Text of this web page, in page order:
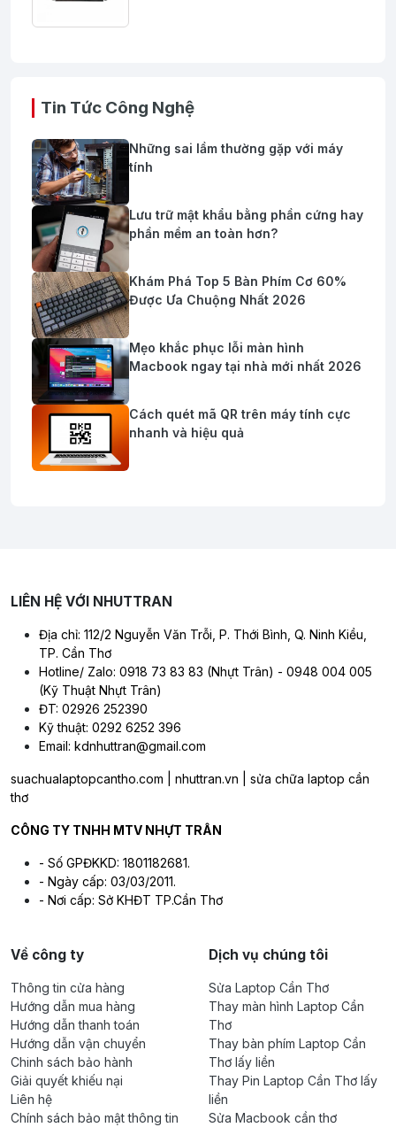
Tin Tức Công Nghệ
Những sai lầm thường gặp với máy
tính
Lưu trữ mật khẩu bằng phần cứng hay
phần mềm an toàn hơn?
Khám Phá Top 5 Bàn Phím Cơ 60%
Được Ưa Chuộng Nhất 2026
Mẹo khắc phục lỗi màn hình
Macbook ngay tại nhà mới nhất 2026
Cách quét mã QR trên máy tính cực
nhanh và hiệu quả
LIÊN HỆ VỚI NHUTTRAN
Địa chỉ: 112/2 Nguyễn Văn Trỗi, P. Thới Bình, Q. Ninh Kiều,
TP. Cần Thơ
Hotline/ Zalo: 0918 73 83 83 (Nhựt Trân) - 0948 004 005
(Kỹ Thuật Nhựt Trân)
ĐT: 02926 252390
Kỹ thuật: 0292 6252 396
Email: kdnhuttran@gmail.com
suachualaptopcantho.com | nhuttran.vn | sửa chữa laptop cần
thơ
CÔNG TY TNHH MTV NHỰT TRÂN
- Số GPĐKKD: 1801182681.
- Ngày cấp: 03/03/2011.
- Nơi cấp: Sở KHĐT TP.Cần Thơ
Về công ty
Thông tin cửa hàng
Hướng dẫn mua hàng
Hướng dẫn thanh toán
Hướng dẫn vận chuyển
Chinh sách bảo hành
Giải quyết khiếu nại
Liên hệ
Chính sách bảo mật thông tin
Dịch vụ chúng tôi
Sửa Laptop Cần Thơ
Thay màn hình Laptop Cần
Thơ
Thay bàn phím Laptop Cần
Thơ lấy liền
Thay Pin Laptop Cần Thơ lấy
liền
Sửa Macbook cần thơ